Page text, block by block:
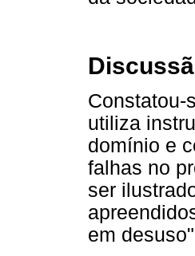
Constatou-
utiliza
domínio e
falhas no
ser
em